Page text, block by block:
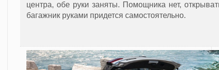
центра, обе руки заняты. Помощника нет,
багажник руками придется самостоятельно.